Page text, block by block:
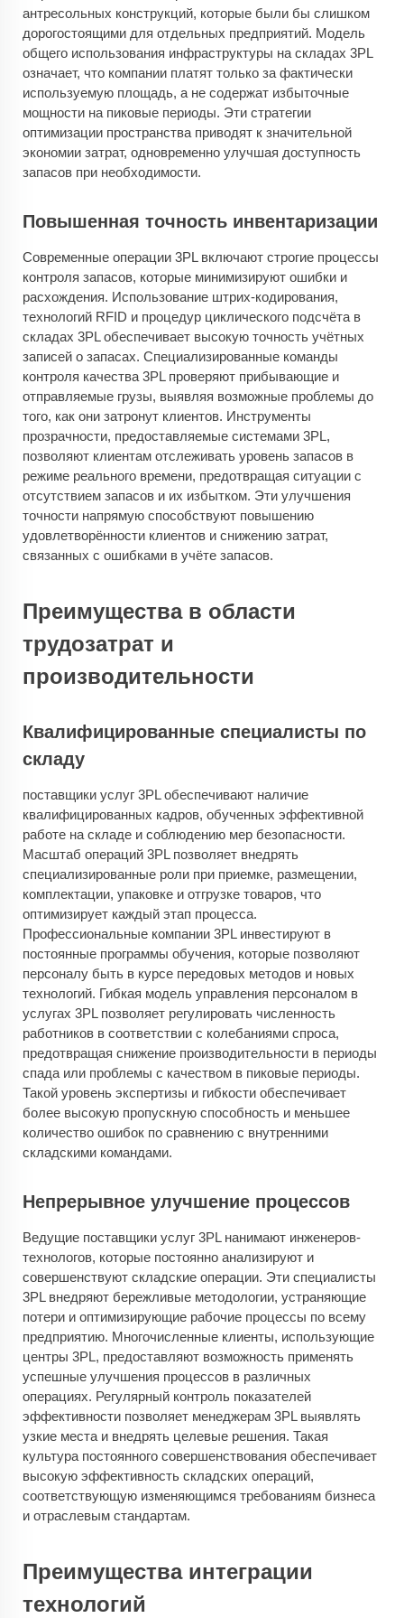
антресольных конструкций, которые были бы слишком
дорогостоящими для отдельных предприятий. Модель
общего использования инфраструктуры на складах 3PL
означает, что компании платят только за фактически
используемую площадь, а не содержат избыточные
мощности на пиковые периоды. Эти стратегии
оптимизации пространства приводят к значительной
экономии затрат, одновременно улучшая доступность
запасов при необходимости.
Повышенная точность инвентаризации
Современные операции 3PL включают строгие процессы
контроля запасов, которые минимизируют ошибки и
расхождения. Использование штрих-кодирования,
технологий RFID и процедур циклического подсчёта в
складах 3PL обеспечивает высокую точность учётных
записей о запасах. Специализированные команды
контроля качества 3PL проверяют прибывающие и
отправляемые грузы, выявляя возможные проблемы до
того, как они затронут клиентов. Инструменты
прозрачности, предоставляемые системами 3PL,
позволяют клиентам отслеживать уровень запасов в
режиме реального времени, предотвращая ситуации с
отсутствием запасов и их избытком. Эти улучшения
точности напрямую способствуют повышению
удовлетворённости клиентов и снижению затрат,
связанных с ошибками в учёте запасов.
Преимущества в области
трудозатрат и
производительности
Квалифицированные специалисты по
складу
поставщики услуг 3PL обеспечивают наличие
квалифицированных кадров, обученных эффективной
работе на складе и соблюдению мер безопасности.
Масштаб операций 3PL позволяет внедрять
специализированные роли при приемке, размещении,
комплектации, упаковке и отгрузке товаров, что
оптимизирует каждый этап процесса.
Профессиональные компании 3PL инвестируют в
постоянные программы обучения, которые позволяют
персоналу быть в курсе передовых методов и новых
технологий. Гибкая модель управления персоналом в
услугах 3PL позволяет регулировать численность
работников в соответствии с колебаниями спроса,
предотвращая снижение производительности в периоды
спада или проблемы с качеством в пиковые периоды.
Такой уровень экспертизы и гибкости обеспечивает
более высокую пропускную способность и меньшее
количество ошибок по сравнению с внутренними
складскими командами.
Непрерывное улучшение процессов
Ведущие поставщики услуг 3PL нанимают инженеров-
технологов, которые постоянно анализируют и
совершенствуют складские операции. Эти специалисты
3PL внедряют бережливые методологии, устраняющие
потери и оптимизирующие рабочие процессы по всему
предприятию. Многочисленные клиенты, использующие
центры 3PL, предоставляют возможность применять
успешные улучшения процессов в различных
операциях. Регулярный контроль показателей
эффективности позволяет менеджерам 3PL выявлять
узкие места и внедрять целевые решения. Такая
культура постоянного совершенствования обеспечивает
высокую эффективность складских операций,
соответствующую изменяющимся требованиям бизнеса
и отраслевым стандартам.
Преимущества интеграции
технологий